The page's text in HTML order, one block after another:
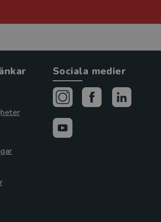
Sociala medier